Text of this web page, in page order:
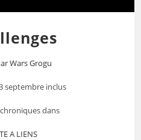
Wars Grogu
septembre inclus
dans
A LIENS